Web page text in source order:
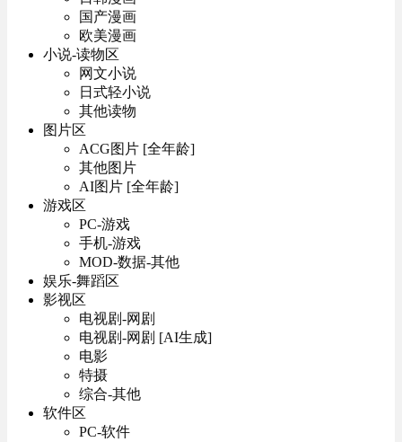
国产漫画
欧美漫画
小说-读物区
网文小说
日式轻小说
其他读物
图片区
ACG图片 [全年龄]
其他图片
AI图片 [全年龄]
游戏区
PC-游戏
手机-游戏
MOD-数据-其他
娱乐-舞蹈区
影视区
电视剧-网剧
电视剧-网剧 [AI生成]
电影
特摄
综合-其他
软件区
PC-软件